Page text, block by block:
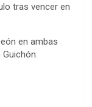
tras vencer en
en ambas